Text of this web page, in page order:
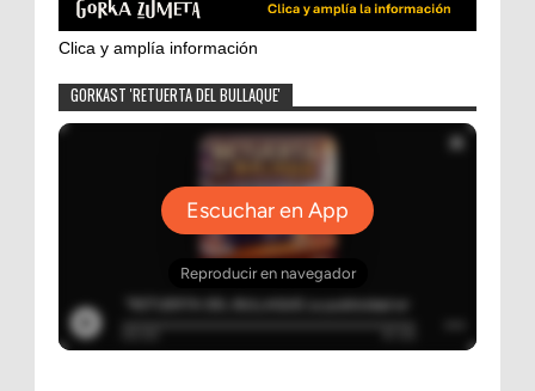
Clica y amplía información
GORKAST 'RETUERTA DEL BULLAQUE'